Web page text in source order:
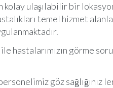
ulaşılabilir bir
temel hizmet
hastalarımızın görme
göz sağlığınız